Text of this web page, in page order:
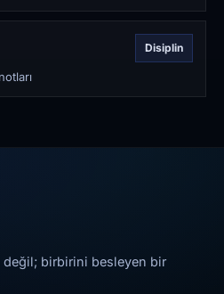
Disiplin
değil; birbirini besleyen bir